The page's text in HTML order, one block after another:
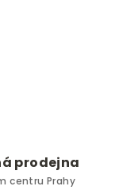
prodejna
centru Prahy